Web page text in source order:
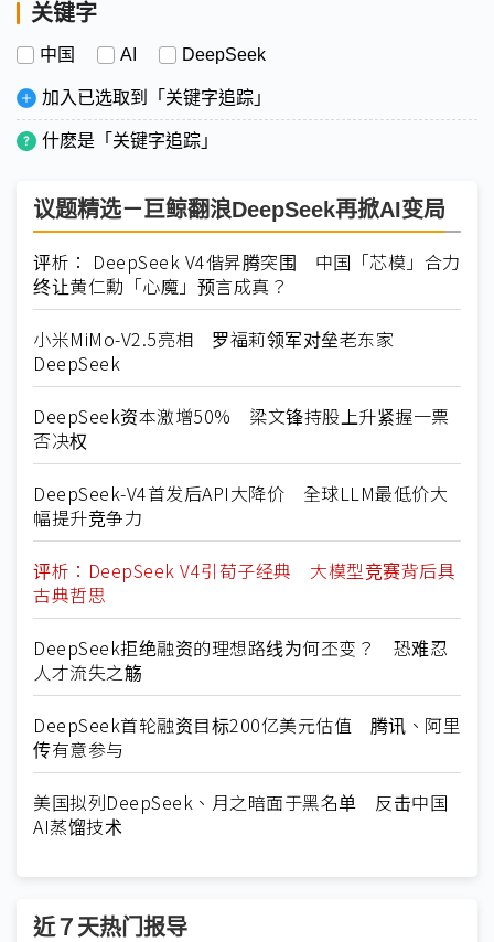
关键字
中国 AI DeepSeek
加入已选取到「关键字追踪」
什麽是「关键字追踪」
议题精选－巨鲸翻浪DeepSeek再掀AI变局
评析： DeepSeek V4偕昇腾突围 中国「芯模」合力
终让黄仁勳「心魔」预言成真？
小米MiMo-V2.5亮相 罗福莉领军对垒老东家
DeepSeek
DeepSeek资本激增50% 梁文锋持股上升紧握一票
否决权
DeepSeek-V4首发后API大降价 全球LLM最低价大
幅提升竞争力
评析：DeepSeek V4引荀子经典 大模型竞赛背后具
古典哲思
DeepSeek拒绝融资的理想路线为何丕变？ 恐难忍
人才流失之觞
DeepSeek首轮融资目标200亿美元估值 腾讯、阿里
传有意参与
美国拟列DeepSeek、月之暗面于黑名单 反击中国
AI蒸馏技术
近７天热门报导